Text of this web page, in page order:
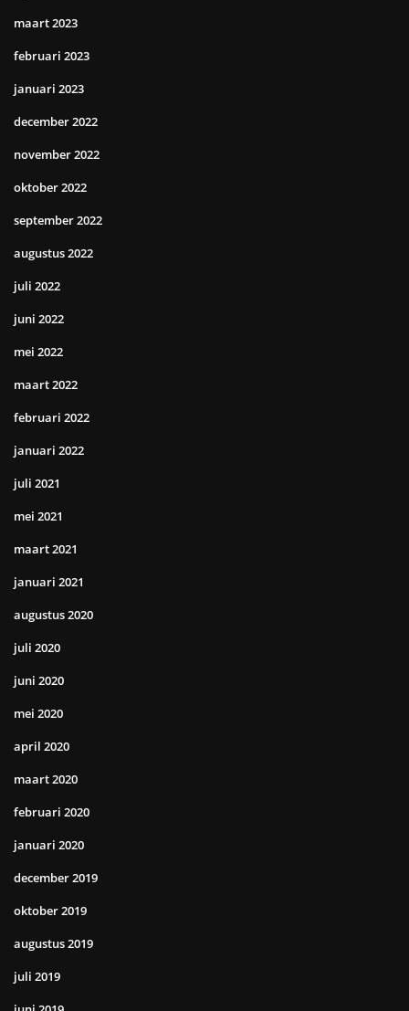
maart 2023
februari 2023
januari 2023
december 2022
november 2022
oktober 2022
september 2022
augustus 2022
juli 2022
juni 2022
mei 2022
maart 2022
februari 2022
januari 2022
juli 2021
mei 2021
maart 2021
januari 2021
augustus 2020
juli 2020
juni 2020
mei 2020
april 2020
maart 2020
februari 2020
januari 2020
december 2019
oktober 2019
augustus 2019
juli 2019